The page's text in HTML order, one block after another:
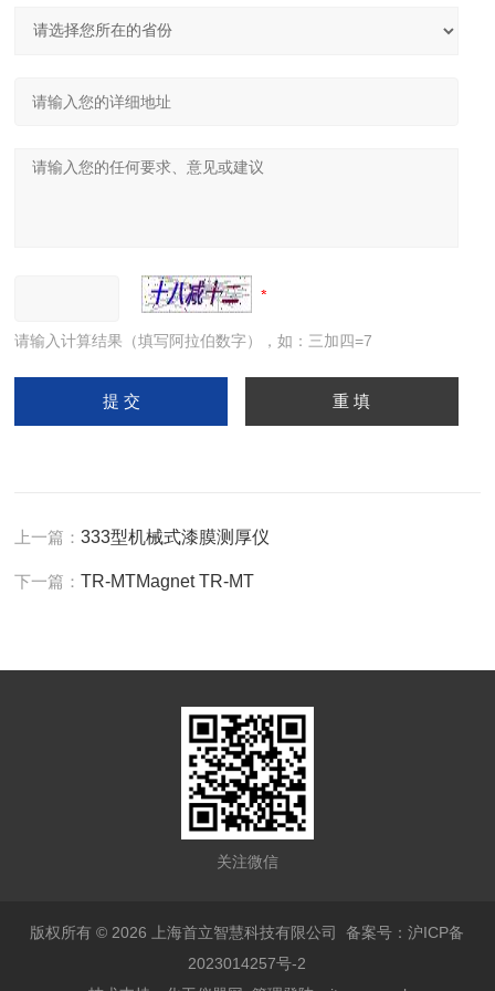
请输入计算结果（填写阿拉伯数字），如：三加四=7
上一篇：333型机械式漆膜测厚仪
下一篇：TR-MTMagnet TR-MT
关注微信
版权所有 © 2026 上海首立智慧科技有限公司备案号：沪ICP备
2023014257号-2